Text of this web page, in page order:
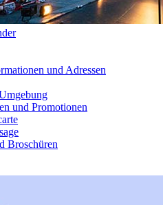
und Adressen
und Promotionen
Broschüren